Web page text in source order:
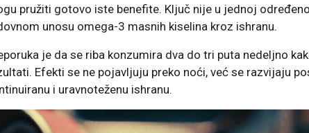
pružiti gotovo iste benefite. Ključ nije u jednoj
unosu omega-3 masnih kiselina kroz ishranu.
je da se riba konzumira dva do tri puta nedeljno
Efekti se ne pojavljuju preko noći, već se razvijaju
i uravnoteženu ishranu.